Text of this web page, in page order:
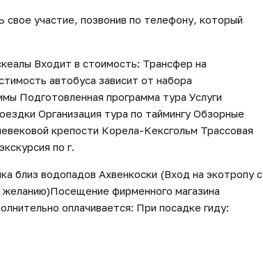
участие, позвонив по телефону, который
Входит в стоимость: Трансфер на
автобуса зависит от набора
Подготовленная программа тура Услуги
Организация тура по таймингу Обзорные
крепости Корела-Кексгольм Трассовая
по г.
близ водопадов Ахвенкоски (Вход на экотропу с
фирменного магазина
оплачивается: При посадке гиду: